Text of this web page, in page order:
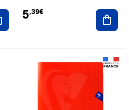
Ajouter au panier
5,39€
Prix 1,79€